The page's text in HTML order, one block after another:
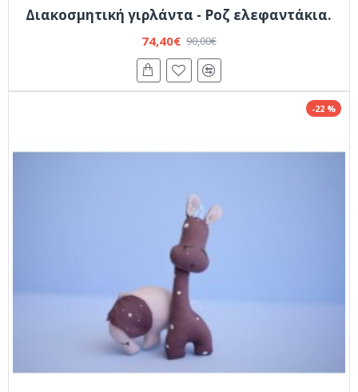
Διακοσμητική γιρλάντα - Ροζ ελεφαντάκια.
74,40€ 90,00€
-22 %